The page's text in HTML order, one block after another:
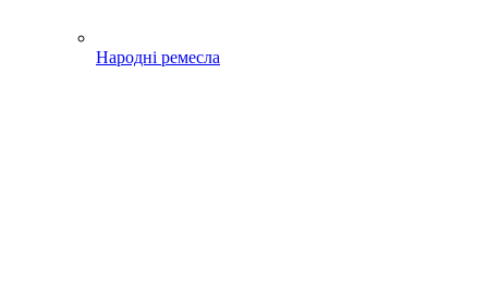
Народні ремесла